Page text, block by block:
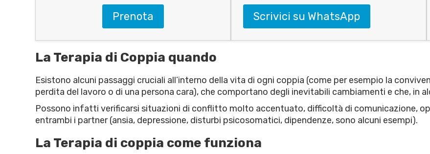
Prenota Scrivici su WhatsApp
La Terapia di Coppia quando
Esistono alcuni passaggi cruciali all’interno della vita di ogni coppia (come per esempio la
perdita del lavoro o di una persona cara), che comportano degli inevitabili cambiamenti e che, in
Possono infatti verificarsi situazioni di conflitto molto accentuato, difficoltà di comunicazione,
entrambi i partner (ansia, depressione, disturbi psicosomatici, dipendenze, sono alcuni esempi).
La Terapia di coppia come funziona